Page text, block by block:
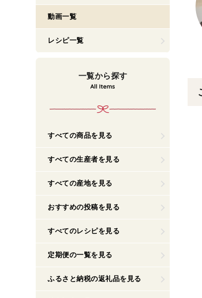
動画一覧
レシピ一覧
一覧から探す
すべての商品を見る
すべての生産者を見る
すべての産地を見る
おすすめの投稿を見る
すべてのレシピを見る
定期便の一覧を見る
ふるさと納税の返礼品を見る